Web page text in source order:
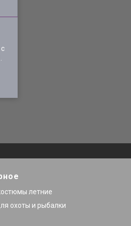
летние
охоты и рыбалки